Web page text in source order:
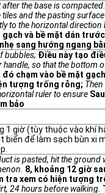
the base is compacted.
tiles and the pasting
to the horizontal
gạch và bề mặt dán
sang hướng ngang
bubbles; Điều này tạo
so that the bottom
đó chạm vào bề mặt
tượng trống rỗng;
ruler to ensure
bảo
1 giờ (tùy thuộc vào khí
biển để làm sạch bùn xi
is pasted, hit the
8, khoảng 12 giờ
tra xem có hiện tượng
24 hours before walking.